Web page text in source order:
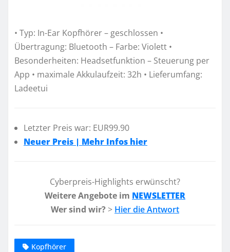
• Typ: In-Ear Kopfhörer – geschlossen •
Übertragung: Bluetooth – Farbe: Violett •
Besonderheiten: Headsetfunktion – Steuerung per
App • maximale Akkulaufzeit: 32h • Lieferumfang:
Ladeetui
Letzter Preis war: EUR99.90
Neuer Preis | Mehr Infos hier
Cyberpreis-Highlights erwünscht?
Weitere Angebote im NEWSLETTER
Wer sind wir? > Hier die Antwort
Kopfhörer